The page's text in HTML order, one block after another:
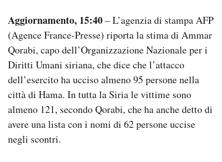
Aggiornamento, 15:40– L’agenzia di stampa AFP
(Agence France-Presse) riporta la stima di Ammar
Qorabi, capo dell’Organizzazione Nazionale per i
Diritti Umani siriana, che dice che l’attacco
dell’esercito ha ucciso almeno 95 persone nella
città di Hama. In tutta la Siria le vittime sono
almeno 121, secondo Qorabi, che ha anche detto di
avere una lista con i nomi di 62 persone uccise
negli scontri.